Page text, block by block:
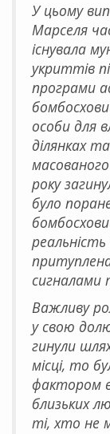
У цьому
Марселя
існувала
укриттів
програми
особи для
ділянках
року
було
сигналами
Важливу
у свою
гинули
місці, то
фактором
близьких
ті, хто не